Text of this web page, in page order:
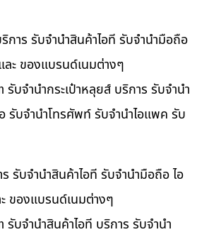
การ รับจำนำสินค้าไอที รับจำนำมือถือ
ะ ของแบรนด์เนมต่างๆ
บจำนำกระเป๋าหลุยส์ บริการ รับจำนำ
รับจำนำโทรศัพท์ รับจำนำไอแพค รับ
รับจำนำสินค้าไอที รับจำนำมือถือ ไอ
ของแบรนด์เนมต่างๆ
บจำนำสินค้าไอที บริการ รับจำนำ